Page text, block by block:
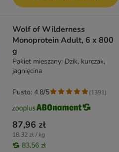
Wolf of Wilderness
Monoprotein Adult, 6 x 800
g
Pakiet mieszany: Dzik, kurczak,
jagnięcina
87,96 zł
18,32 zł / kg
83,56 zł
Pusto: 4.8/5 (1391)